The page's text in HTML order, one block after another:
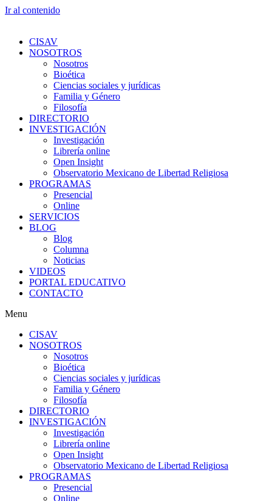
Ir al contenido
CISAV
NOSOTROS
Nosotros
Bioética
Ciencias sociales y jurídicas
Familia y Género
Filosofía
DIRECTORIO
INVESTIGACIÓN
Investigación
Librería online
Open Insight
Observatorio Mexicano de Libertad Religiosa
PROGRAMAS
Presencial
Online
SERVICIOS
BLOG
Blog
Columna
Noticias
VIDEOS
PORTAL EDUCATIVO
CONTACTO
Menu
CISAV
NOSOTROS
Nosotros
Bioética
Ciencias sociales y jurídicas
Familia y Género
Filosofía
DIRECTORIO
INVESTIGACIÓN
Investigación
Librería online
Open Insight
Observatorio Mexicano de Libertad Religiosa
PROGRAMAS
Presencial
Online